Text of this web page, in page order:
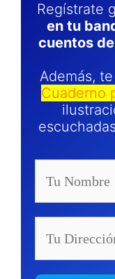
Regístrate
en tu
cuentos
Además,
Cuaderno